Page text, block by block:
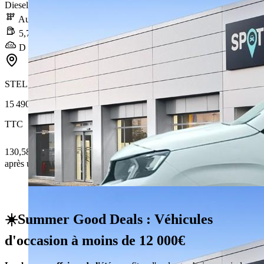
Diesel
Automatique
5,7 l/100km
D (151 g/km)
STELLANTIS &YOU PANTIN
15 490 €
TTC
130,58 € /Mois
après un premier loyer de 4 647 €
☀️Summer Good Deals : Véhicules
d'occasion à moins de 12 000€